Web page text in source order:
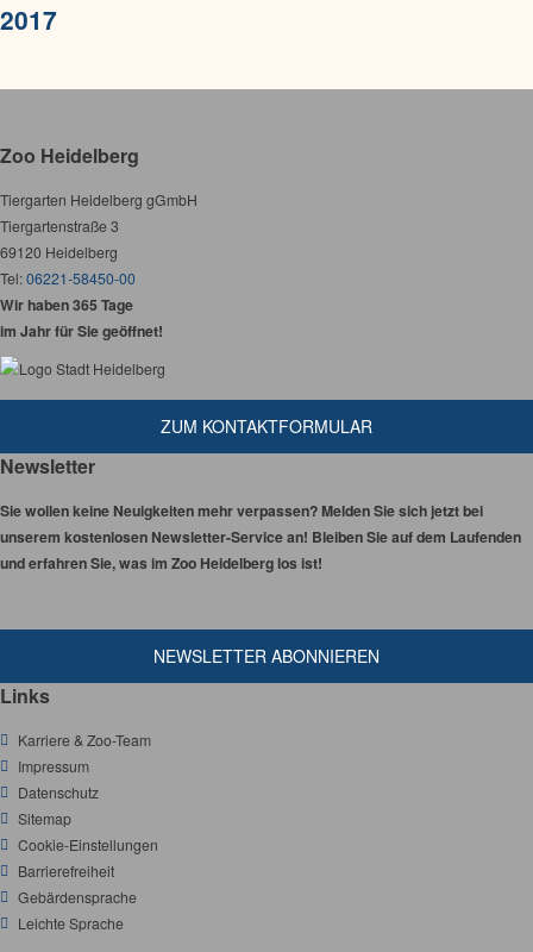
2017
Zoo Heidelberg
Tiergarten Heidelberg gGmbH
Tiergartenstraße 3
69120 Heidelberg
Tel:06221-58450-00
Wir haben 365 Tage
im Jahr für Sie geöffnet!
ZUM KONTAKTFORMULAR
Newsletter
Sie wollen keine Neuigkeiten mehr verpassen? Melden Sie sich jetzt bei
unserem kostenlosen Newsletter-Service an! Bleiben Sie auf dem Laufenden
und erfahren Sie, was im Zoo Heidelberg los ist!
NEWSLETTER ABONNIEREN
Links
Karriere & Zoo-Team
Impressum
Datenschutz
Sitemap
Cookie-Einstellungen
Barrierefreiheit
Gebärdensprache
Leichte Sprache